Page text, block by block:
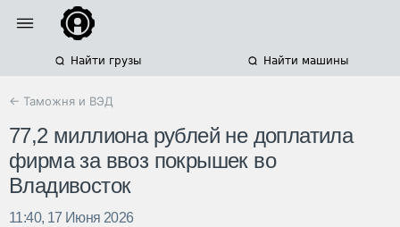
Найти грузы Найти машины
← Таможня и ВЭД
77,2 миллиона рублей не доплатила
фирма за ввоз покрышек во
Владивосток
11:40, 17 Июня 2026